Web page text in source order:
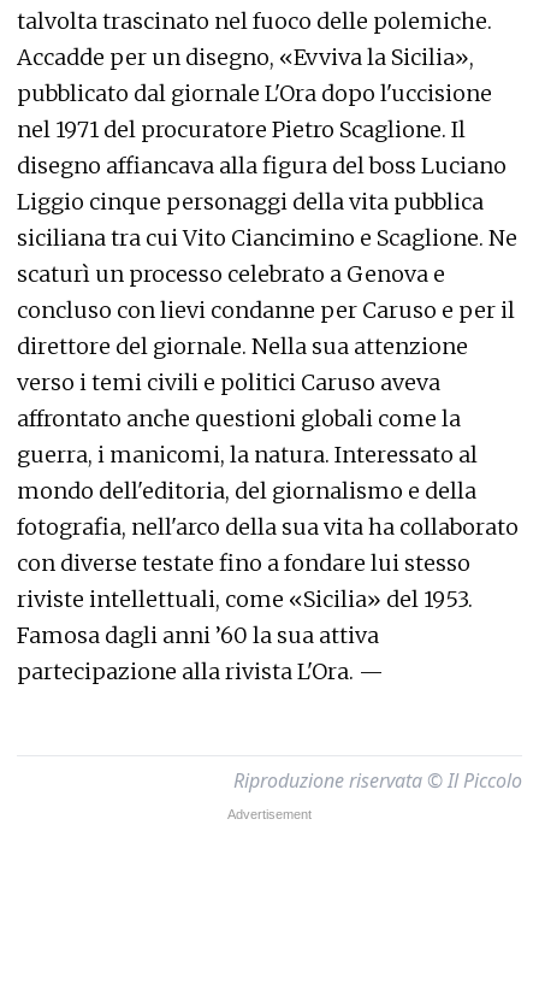
talvolta trascinato nel fuoco delle polemiche.
Accadde per un disegno, «Evviva la Sicilia»,
pubblicato dal giornale L'Ora dopo l'uccisione
nel 1971 del procuratore Pietro Scaglione. Il
disegno affiancava alla figura del boss Luciano
Liggio cinque personaggi della vita pubblica
siciliana tra cui Vito Ciancimino e Scaglione. Ne
scaturì un processo celebrato a Genova e
concluso con lievi condanne per Caruso e per il
direttore del giornale. Nella sua attenzione
verso i temi civili e politici Caruso aveva
affrontato anche questioni globali come la
guerra, i manicomi, la natura. Interessato al
mondo dell'editoria, del giornalismo e della
fotografia, nell'arco della sua vita ha collaborato
con diverse testate fino a fondare lui stesso
riviste intellettuali, come «Sicilia» del 1953.
Famosa dagli anni ’60 la sua attiva
partecipazione alla rivista L'Ora. —
Riproduzione riservata © Il Piccolo